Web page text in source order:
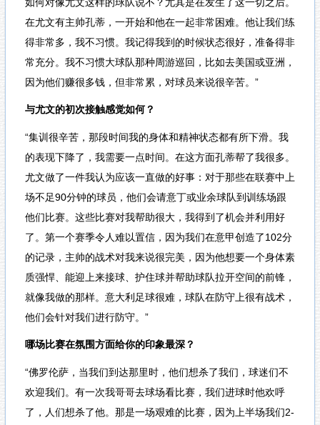
在尤文有主帅孔蒂，一开始和他在一起非常困难。他让我们练
得非常多，我不习惯。我记得我到的时候状态很好，准备得非
常充分。我不习惯大球队那种周游巡回，比如去美国或亚洲，
因为他们赚很多钱，但非常累，对球员来说很辛苦。”
与尤文的初次接触感觉如何？
“集训很辛苦，那段时间我的身体和精神状态都有所下滑。我
的表现下降了，我需要一点时间。在这方面孔蒂帮了我很多。
尤文做了一件我认为应该一直做的好事：对于那些在联赛中上
场不足90分钟的球员，他们会请意丁或业余球队到训练场跟
他们比赛。这些比赛对我帮助很大，我得到了机会并利用好
了。第一个赛季令人难以置信，因为我们在意甲创造了102分
的记录，主帅的战术对我来说很完美，因为他想要一个身体素
质强悍、能迎上来接球、护住球并帮助球队拉开空间的前锋，
就像我做的那样。意大利足球很难，球队在防守上很有战术，
他们会针对我们进行防守。”
哪场比赛在氛围方面给你的印象最深？
“佛罗伦萨，当我们到达那里时，他们想杀了我们，球迷们不
欢迎我们。有一次我哥哥去球场看比赛，我们进球时他欢呼
了，人们想杀了他。那是一场艰难的比赛，因为上半场我们2-